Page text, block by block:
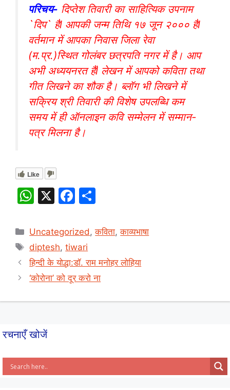
परिचय- दिप्तेश तिवारी का साहित्यिक उपनाम
`दिप` हैl आपकी जन्म तिथि १७ जून २००० हैl
वर्तमान में आपका निवास जिला रेवा
(म.प्र.)स्थित गोलंबर छत्रपति नगर में है। आप
अभी अध्ययनरत हैंl लेखन में आपको कविता तथा
गीत लिखने का शौक है। ब्लॉग भी लिखने में
सक्रिय श्री तिवारी की विशेष उपलब्धि कम
समय में ही ऑनलाइन कवि सम्मेलन में सम्मान-
पत्र मिलना है।
Like
W
at
s
A
p
X
F
c
e
b
o
ar
Categories
Uncategorized,कविता,काव्यभाषा
Tags
diptesh,tiwari
हिन्दी के योद्धा:डॉ. राम मनोहर लोहिया
‘कोरोना’ को दूर करो ना
रचनाएँ खोजें